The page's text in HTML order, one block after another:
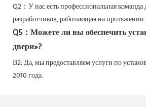
Q2： У нас есть профессиональная
разработчиков, работающая на протяжении
Q5： Можете ли вы обеспечить
двери»?
В2: Да,мы предоставляем услуги по
2010 года.